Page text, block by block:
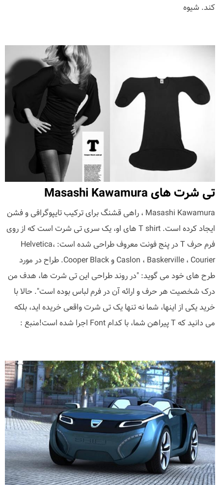
کند. شیوه
تی شرت های Masashi Kawamura
Masashi Kawamura ، راهی قشنگ برای ترکیب تایپوگرافی و فشن
ایجاد کرده است. T shirt های او، یک سری تی شرت است که از روی
فرم حرف T در پنج فونت معروف طراحی شده است: Helvetica،
Caslon ، Baskerville ، Courier و Cooper Black. طراح در مورد
طرح های خود می گوید: "در روند طراحی این تی شرت ها، هدف من
درک شخصیت هر حرف و ارائه آن در فرم لباس بوده است". حالا با
خرید یکی از اینها، شما نه تنها یک تی شرت واقعی خریده اید، بلکه
می دانید که T پیراهن شما، با کدام Font اجرا شده است!منبع :